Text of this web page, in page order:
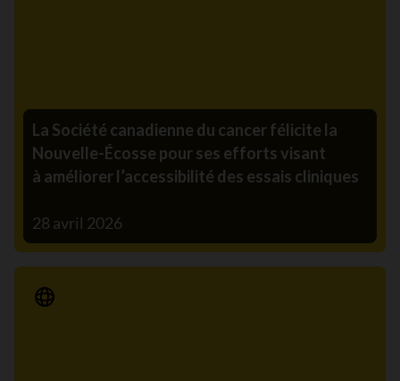
La Société canadienne du cancer félicite la
Nouvelle-Écosse pour ses efforts visant
à améliorer l’accessibilité des essais cliniques
28 avril 2026
Communiqué de presse